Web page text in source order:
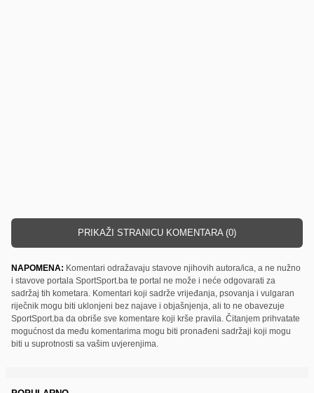
PRIKAŽI STRANICU KOMENTARA (0)
NAPOMENA: Komentari odražavaju stavove njihovih autora/ica, a ne nužno
i stavove portala SportSport.ba te portal ne može i neće odgovarati za
sadržaj tih kometara. Komentari koji sadrže vrijeđanja, psovanja i vulgaran
riječnik mogu biti uklonjeni bez najave i objašnjenja, ali to ne obavezuje
SportSport.ba da obriše sve komentare koji krše pravila. Čitanjem prihvatate
mogućnost da među komentarima mogu biti pronađeni sadržaji koji mogu
biti u suprotnosti sa vašim uvjerenjima.